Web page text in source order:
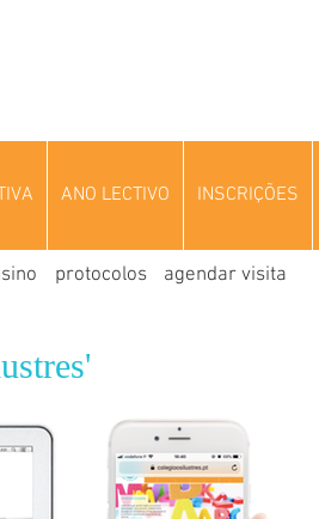
ANO LECTIVO INSCRIÇÕES
protocolos agendar visita